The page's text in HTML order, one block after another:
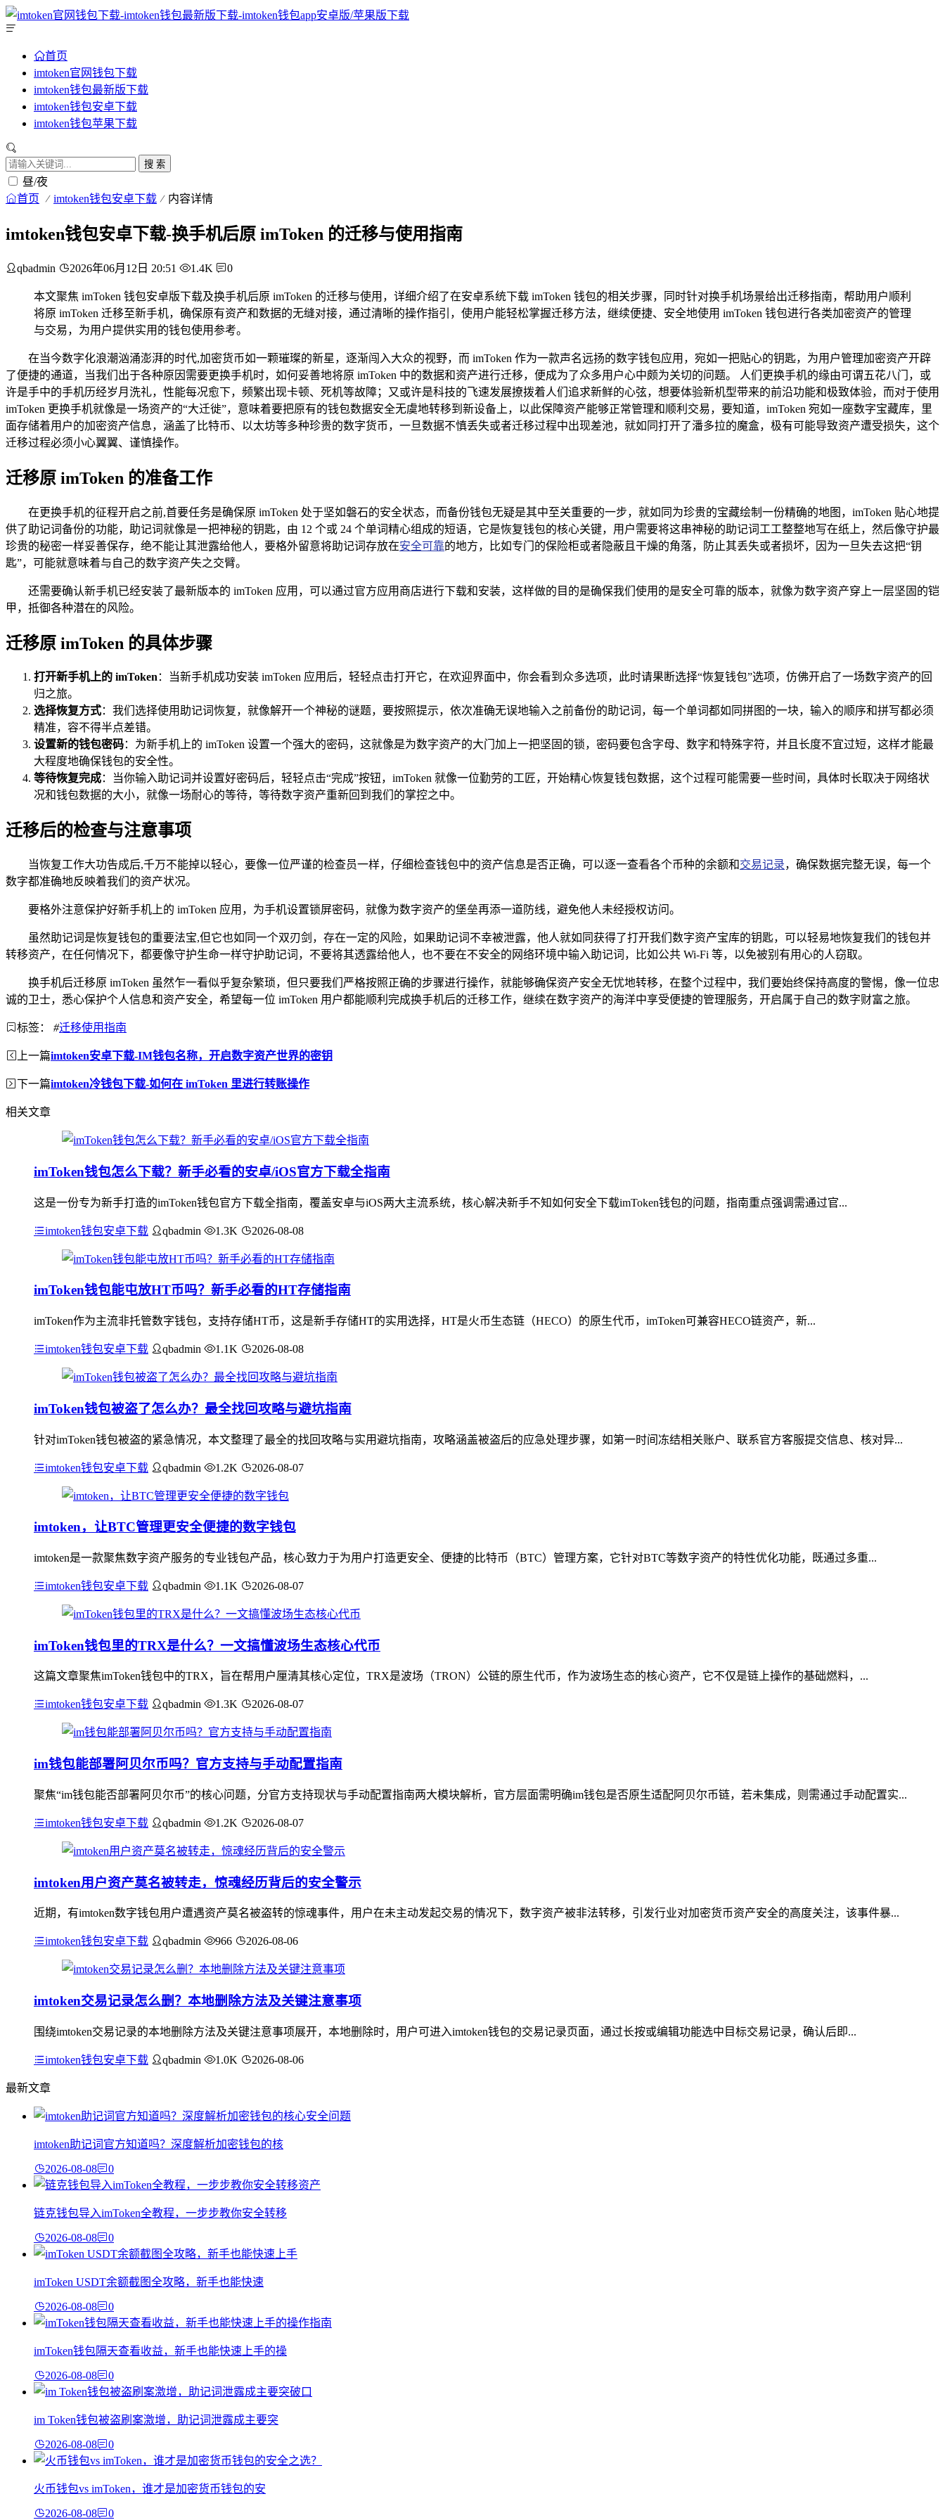
首页
imtoken官网钱包下载
imtoken钱包最新版下载
imtoken钱包安卓下载
imtoken钱包苹果下载
搜 索
昼/夜
首页 imtoken钱包安卓下载 内容详情
imtoken钱包安卓下载-换手机后原 imToken 的迁移与使用指南
qbadmin 2026年06月12日 20:51 1.4K 0
本文聚焦 imToken 钱包安卓版下载及换手机后原 imToken 的迁移与使用，详细介绍了在安卓系统下载 imToken 钱包的相关步骤，同时针对换手机场景给出迁移指南，帮助用户顺利
将原 imToken 迁移至新手机，确保原有资产和数据的无缝对接，通过清晰的操作指引，使用户能轻松掌握迁移方法，继续便捷、安全地使用 imToken 钱包进行各类加密资产的管理
与交易，为用户提供实用的钱包使用参考。
在当今数字化浪潮汹涌澎湃的时代,加密货币如一颗璀璨的新星，逐渐闯入大众的视野，而 imToken 作为一款声名远扬的数字钱包应用，宛如一把贴心的钥匙，为用户管理加密资产开辟
了便捷的通道，当我们出于各种原因需要更换手机时，如何妥善地将原 imToken 中的数据和资产进行迁移，便成为了众多用户心中颇为关切的问题。 人们更换手机的缘由可谓五花八门，或
许是手中的手机历经岁月洗礼，性能每况愈下，频繁出现卡顿、死机等故障；又或许是科技的飞速发展撩拨着人们追求新鲜的心弦，想要体验新机型带来的前沿功能和极致体验，而对于使用
imToken 更换手机就像是一场资产的“大迁徙”，意味着要把原有的钱包数据安全无虞地转移到新设备上，以此保障资产能够正常管理和顺利交易，要知道，imToken 宛如一座数字宝藏库，里
面存储着用户的加密资产信息，涵盖了比特币、以太坊等多种珍贵的数字货币，一旦数据不慎丢失或者迁移过程中出现差池，就如同打开了潘多拉的魔盒，极有可能导致资产遭受损失，这个
迁移过程必须小心翼翼、谨慎操作。
迁移原 imToken 的准备工作
在更换手机的征程开启之前,首要任务是确保原 imToken 处于坚如磐石的安全状态，而备份钱包无疑是其中至关重要的一步，就如同为珍贵的宝藏绘制一份精确的地图，imToken 贴心地提
供了助记词备份的功能，助记词就像是一把神秘的钥匙，由 12 个或 24 个单词精心组成的短语，它是恢复钱包的核心关键，用户需要将这串神秘的助记词工工整整地写在纸上，然后像守护最
珍贵的秘密一样妥善保存，绝不能让其泄露给他人，要格外留意将助记词存放在安全可靠的地方，比如专门的保险柜或者隐蔽且干燥的角落，防止其丢失或者损坏，因为一旦失去这把“钥
匙”，可能就意味着与自己的数字资产失之交臂。
还需要确认新手机已经安装了最新版本的 imToken 应用，可以通过官方应用商店进行下载和安装，这样做的目的是确保我们使用的是安全可靠的版本，就像为数字资产穿上一层坚固的铠
甲，抵御各种潜在的风险。
迁移原 imToken 的具体步骤
打开新手机上的 imToken：当新手机成功安装 imToken 应用后，轻轻点击打开它，在欢迎界面中，你会看到众多选项，此时请果断选择“恢复钱包”选项，仿佛开启了一场数字资产的回
归之旅。
选择恢复方式：我们选择使用助记词恢复，就像解开一个神秘的谜题，要按照提示，依次准确无误地输入之前备份的助记词，每一个单词都如同拼图的一块，输入的顺序和拼写都必须
精准，容不得半点差错。
设置新的钱包密码：为新手机上的 imToken 设置一个强大的密码，这就像是为数字资产的大门加上一把坚固的锁，密码要包含字母、数字和特殊字符，并且长度不宜过短，这样才能最
大程度地确保钱包的安全性。
等待恢复完成：当你输入助记词并设置好密码后，轻轻点击“完成”按钮，imToken 就像一位勤劳的工匠，开始精心恢复钱包数据，这个过程可能需要一些时间，具体时长取决于网络状
况和钱包数据的大小，就像一场耐心的等待，等待数字资产重新回到我们的掌控之中。
迁移后的检查与注意事项
当恢复工作大功告成后,千万不能掉以轻心，要像一位严谨的检查员一样，仔细检查钱包中的资产信息是否正确，可以逐一查看各个币种的余额和交易记录，确保数据完整无误，每一个
数字都准确地反映着我们的资产状况。
要格外注意保护好新手机上的 imToken 应用，为手机设置锁屏密码，就像为数字资产的堡垒再添一道防线，避免他人未经授权访问。
虽然助记词是恢复钱包的重要法宝,但它也如同一个双刃剑，存在一定的风险，如果助记词不幸被泄露，他人就如同获得了打开我们数字资产宝库的钥匙，可以轻易地恢复我们的钱包并
转移资产，在任何情况下，都要像守护生命一样守护助记词，不要将其透露给他人，也不要在不安全的网络环境中输入助记词，比如公共 Wi-Fi 等，以免被别有用心的人窃取。
换手机后迁移原 imToken 虽然乍一看似乎复杂繁琐，但只要我们严格按照正确的步骤进行操作，就能够确保资产安全无忧地转移，在整个过程中，我们要始终保持高度的警惕，像一位忠
诚的卫士，悉心保护个人信息和资产安全，希望每一位 imToken 用户都能顺利完成换手机后的迁移工作，继续在数字资产的海洋中享受便捷的管理服务，开启属于自己的数字财富之旅。
标签： #迁移使用指南
上一篇imtoken安卓下载-IM钱包名称，开启数字资产世界的密钥
下一篇imtoken冷钱包下载-如何在 imToken 里进行转账操作
相关文章
imToken钱包怎么下载？新手必看的安卓/iOS官方下载全指南
这是一份专为新手打造的imToken钱包官方下载全指南，覆盖安卓与iOS两大主流系统，核心解决新手不知如何安全下载imToken钱包的问题，指南重点强调需通过官...
imtoken钱包安卓下载 qbadmin 1.3K 2026-08-08
imToken钱包能屯放HT币吗？新手必看的HT存储指南
imToken作为主流非托管数字钱包，支持存储HT币，这是新手存储HT的实用选择，HT是火币生态链（HECO）的原生代币，imToken可兼容HECO链资产，新...
imtoken钱包安卓下载 qbadmin 1.1K 2026-08-08
imToken钱包被盗了怎么办？最全找回攻略与避坑指南
针对imToken钱包被盗的紧急情况，本文整理了最全的找回攻略与实用避坑指南，攻略涵盖被盗后的应急处理步骤，如第一时间冻结相关账户、联系官方客服提交信息、核对异...
imtoken钱包安卓下载 qbadmin 1.2K 2026-08-07
imtoken，让BTC管理更安全便捷的数字钱包
imtoken是一款聚焦数字资产服务的专业钱包产品，核心致力于为用户打造更安全、便捷的比特币（BTC）管理方案，它针对BTC等数字资产的特性优化功能，既通过多重...
imtoken钱包安卓下载 qbadmin 1.1K 2026-08-07
imToken钱包里的TRX是什么？一文搞懂波场生态核心代币
这篇文章聚焦imToken钱包中的TRX，旨在帮用户厘清其核心定位，TRX是波场（TRON）公链的原生代币，作为波场生态的核心资产，它不仅是链上操作的基础燃料，...
imtoken钱包安卓下载 qbadmin 1.3K 2026-08-07
im钱包能部署阿贝尔币吗？官方支持与手动配置指南
聚焦“im钱包能否部署阿贝尔币”的核心问题，分官方支持现状与手动配置指南两大模块解析，官方层面需明确im钱包是否原生适配阿贝尔币链，若未集成，则需通过手动配置实...
imtoken钱包安卓下载 qbadmin 1.2K 2026-08-07
imtoken用户资产莫名被转走，惊魂经历背后的安全警示
近期，有imtoken数字钱包用户遭遇资产莫名被盗转的惊魂事件，用户在未主动发起交易的情况下，数字资产被非法转移，引发行业对加密货币资产安全的高度关注，该事件暴...
imtoken钱包安卓下载 qbadmin 966 2026-08-06
imtoken交易记录怎么删？本地删除方法及关键注意事项
围绕imtoken交易记录的本地删除方法及关键注意事项展开，本地删除时，用户可进入imtoken钱包的交易记录页面，通过长按或编辑功能选中目标交易记录，确认后即...
imtoken钱包安卓下载 qbadmin 1.0K 2026-08-06
最新文章
imtoken助记词官方知道吗？深度解析加密钱包的核
2026-08-08 0
链克钱包导入imToken全教程，一步步教你安全转移
2026-08-08 0
imToken USDT余额截图全攻略，新手也能快速
2026-08-08 0
imToken钱包隔天查看收益，新手也能快速上手的操
2026-08-08 0
im Token钱包被盗刷案激增，助记词泄露成主要突
2026-08-08 0
火币钱包vs imToken，谁才是加密货币钱包的安
2026-08-08 0